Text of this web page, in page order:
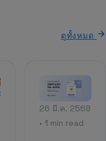
ดูทั้งหมด
26 มี.ค. 2568
• 1 min read